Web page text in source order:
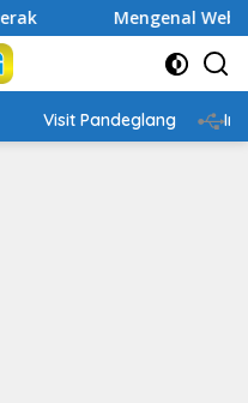
Website Resmi
Visit Pandeglang